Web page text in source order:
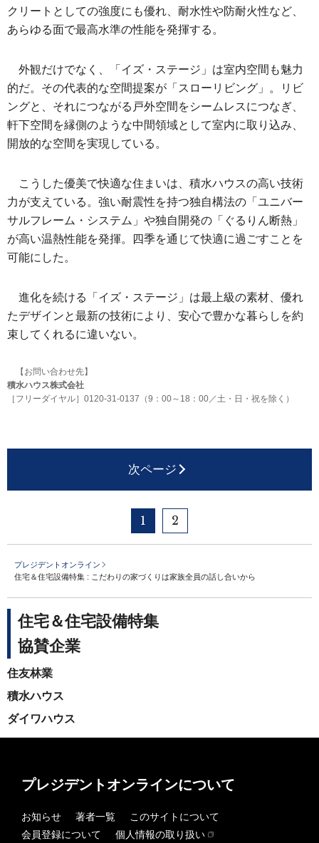
クリートとしての強度にも優れ、耐水性や防耐火性など、
あらゆる面で最高水準の性能を発揮する。
外観だけでなく、「イズ・ステージ」は室内空間も魅力
的だ。その代表的な空間提案が「スローリビング」。リビ
ングと、それにつながる戸外空間をシームレスにつなぎ、
軒下空間を縁側のような中間領域として室内に取り込み、
開放的な空間を実現している。
こうした優美で快適な住まいは、積水ハウスの高い技術
力が支えている。強い耐震性を持つ独自構法の「ユニバー
サルフレーム・システム」や独自開発の「ぐるりん断熱」
が高い温熱性能を発揮。四季を通じて快適に過ごすことを
可能にした。
進化を続ける「イズ・ステージ」は最上級の素材、優れ
たデザインと最新の技術により、安心で豊かな暮らしを約
束してくれるに違いない。
【お問い合わせ先】
積水ハウス株式会社
［フリーダイヤル］0120-31-0137（9：00～18：00／土・日・祝を除く）
次ページ
1 2
プレジデントオンライン
住宅＆住宅設備特集 : こだわりの家づくりは家族全員の話し合いから
住宅＆住宅設備特集
協賛企業
住友林業
積水ハウス
ダイワハウス
プレジデントオンラインについて
お知らせ 著者一覧
このサイトについて
会員登録について
個人情報の取り扱い